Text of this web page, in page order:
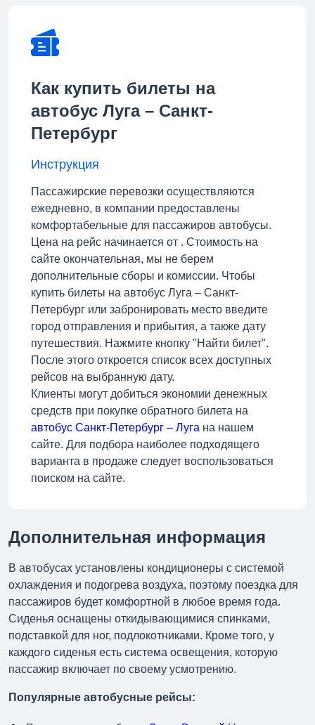
Как купить билеты на
автобус Луга – Санкт-
Петербург
Инструкция
Пассажирские перевозки осуществляются
ежедневно, в компании предоставлены
комфортабельные для пассажиров автобусы.
Цена на рейс начинается от . Стоимость на
сайте окончательная, мы не берем
дополнительные сборы и комиссии. Чтобы
купить билеты на автобус Луга – Санкт-
Петербург или забронировать место введите
город отправления и прибытия, а также дату
путешествия. Нажмите кнопку "Найти билет".
После этого откроется список всех доступных
рейсов на выбранную дату.
Клиенты могут добиться экономии денежных
средств при покупке обратного билета на
автобус Санкт-Петербург – Луга на нашем
сайте. Для подбора наиболее подходящего
варианта в продаже следует воспользоваться
поиском на сайте.
Дополнительная информация
В автобусах установлены кондиционеры с системой
охлаждения и подогрева воздуха, поэтому поездка для
пассажиров будет комфортной в любое время года.
Сиденья оснащены откидывающимися спинками,
подставкой для ног, подлокотниками. Кроме того, у
каждого сиденья есть система освещения, которую
пассажир включает по своему усмотрению.
Популярные автобусные рейсы: